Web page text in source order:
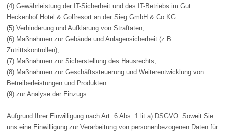
(4) Gewährleistung der IT-Sicherheit und des IT-Betriebs im Gut
Heckenhof Hotel & Golfresort an der Sieg GmbH & Co.KG
(5) Verhinderung und Aufklärung von Straftaten,
(6) Maßnahmen zur Gebäude und Anlagensicherheit (z.B.
Zutrittskontrollen),
(7) Maßnahmen zur Sicherstellung des Hausrechts,
(8) Maßnahmen zur Geschäftssteuerung und Weiterentwicklung von
Betreiberleistungen und Produkten.
(9) zur Analyse der Einzugs
Aufgrund Ihrer Einwilligung nach Art. 6 Abs. 1 lit a) DSGVO. Soweit Sie
uns eine Einwilligung zur Verarbeitung von personenbezogenen Daten für